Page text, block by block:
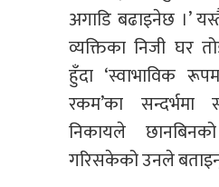
अगाडि बढाइनेछ ।’
व्यक्तिका निजी घर
हुँदा ‘स्वाभाविक
रकम’का सन्दर्भमा
निकायले
गरिसकेको उनले